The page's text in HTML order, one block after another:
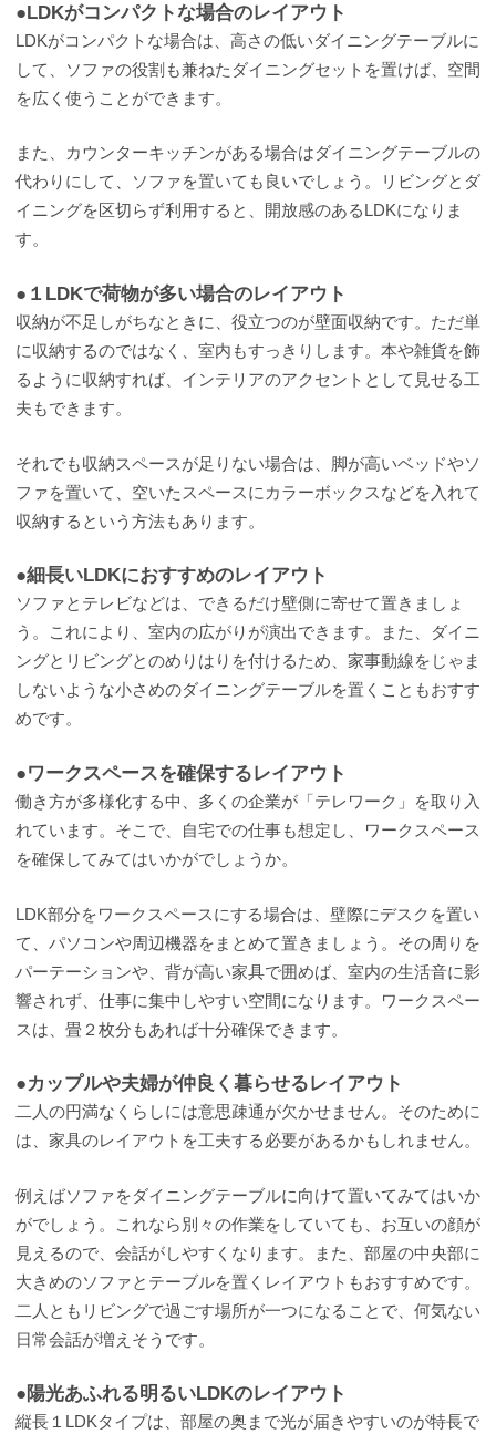
●LDKがコンパクトな場合のレイアウト
LDKがコンパクトな場合は、高さの低いダイニングテーブルに
して、ソファの役割も兼ねたダイニングセットを置けば、空間
を広く使うことができます。
また、カウンターキッチンがある場合はダイニングテーブルの
代わりにして、ソファを置いても良いでしょう。リビングとダ
イニングを区切らず利用すると、開放感のあるLDKになりま
す。
●１LDKで荷物が多い場合のレイアウト
収納が不足しがちなときに、役立つのが壁面収納です。ただ単
に収納するのではなく、室内もすっきりします。本や雑貨を飾
るように収納すれば、インテリアのアクセントとして見せる工
夫もできます。
それでも収納スペースが足りない場合は、脚が高いベッドやソ
ファを置いて、空いたスペースにカラーボックスなどを入れて
収納するという方法もあります。
●細長いLDKにおすすめのレイアウト
ソファとテレビなどは、できるだけ壁側に寄せて置きましょ
う。これにより、室内の広がりが演出できます。また、ダイニ
ングとリビングとのめりはりを付けるため、家事動線をじゃま
しないような小さめのダイニングテーブルを置くこともおすす
めです。
●ワークスペースを確保するレイアウト
働き方が多様化する中、多くの企業が「テレワーク」を取り入
れています。そこで、自宅での仕事も想定し、ワークスペース
を確保してみてはいかがでしょうか。
LDK部分をワークスペースにする場合は、壁際にデスクを置い
て、パソコンや周辺機器をまとめて置きましょう。その周りを
パーテーションや、背が高い家具で囲めば、室内の生活音に影
響されず、仕事に集中しやすい空間になります。ワークスペー
スは、畳２枚分もあれば十分確保できます。
●カップルや夫婦が仲良く暮らせるレイアウト
二人の円満なくらしには意思疎通が欠かせません。そのために
は、家具のレイアウトを工夫する必要があるかもしれません。
例えばソファをダイニングテーブルに向けて置いてみてはいか
がでしょう。これなら別々の作業をしていても、お互いの顔が
見えるので、会話がしやすくなります。また、部屋の中央部に
大きめのソファとテーブルを置くレイアウトもおすすめです。
二人ともリビングで過ごす場所が一つになることで、何気ない
日常会話が増えそうです。
●陽光あふれる明るいLDKのレイアウト
縦長１LDKタイプは、部屋の奥まで光が届きやすいのが特長で